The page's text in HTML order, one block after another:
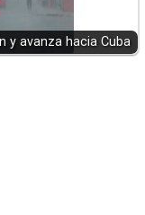
y avanza hacia Cuba